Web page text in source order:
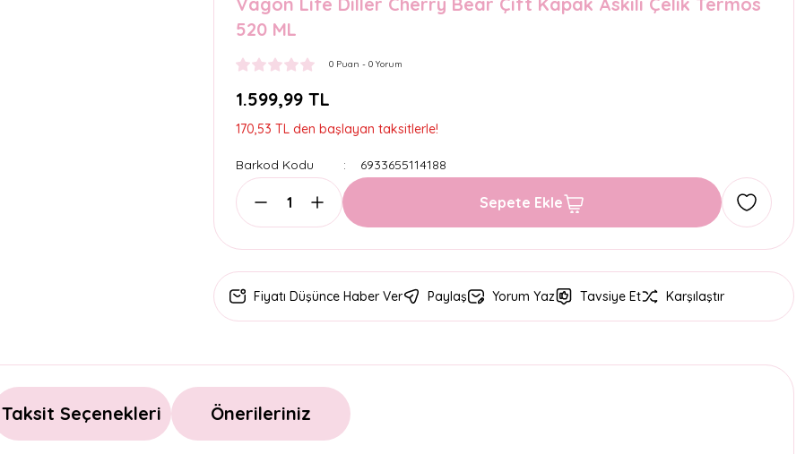
520 ML
0 Puan - 0 Yorum
1.599,99 TL
170,53 TL den başlayan taksitlerle!
Barkod Kodu 6933655114188
Sepete Ekle
Fiyatı Düşünce Haber Ver Paylaş Yorum Yaz Tavsiye Et Karşılaştır
Taksit Seçenekleri Önerileriniz